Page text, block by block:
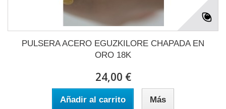
PULSERA ACERO EGUZKILORE CHAPADA EN
ORO 18K
24,00 €
Añadir al carrito Más